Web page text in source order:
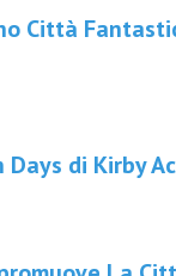
Città
Days di Kirby